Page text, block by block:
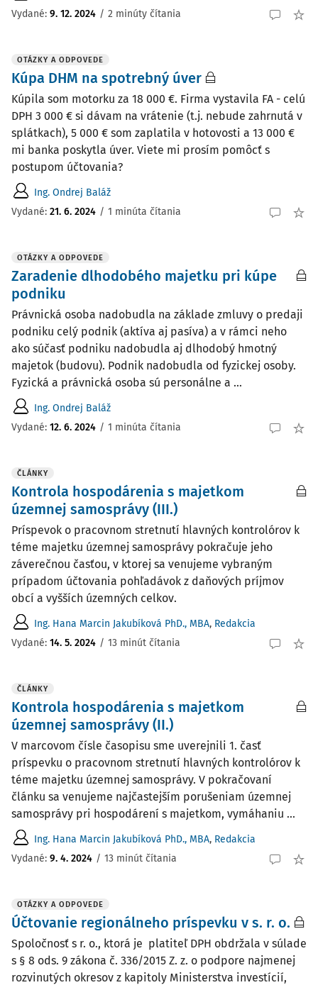
Vydané: 9. 12. 2024 / 2 minúty čítania
OTÁZKY A ODPOVEDE
Kúpa DHM na spotrebný úver
Kúpila som motorku za 18 000 €. Firma vystavila FA - celú
DPH 3 000 € si dávam na vrátenie (t.j. nebude zahrnutá v
splátkach), 5 000 € som zaplatila v hotovosti a 13 000 €
mi banka poskytla úver. Viete mi prosím pomôcť s
postupom účtovania?
Ing. Ondrej Baláž
Vydané: 21. 6. 2024 / 1 minúta čítania
OTÁZKY A ODPOVEDE
Zaradenie dlhodobého majetku pri kúpe
podniku
Právnická osoba nadobudla na základe zmluvy o predaji
podniku celý podnik (aktíva aj pasíva) a v rámci neho
ako súčasť podniku nadobudla aj dlhodobý hmotný
majetok (budovu). Podnik nadobudla od fyzickej osoby.
Fyzická a právnická osoba sú personálne a ...
Ing. Ondrej Baláž
Vydané: 12. 6. 2024 / 1 minúta čítania
ČLÁNKY
Kontrola hospodárenia s majetkom
územnej samosprávy (III.)
Príspevok o pracovnom stretnutí hlavných kontrolórov k
téme majetku územnej samosprávy pokračuje jeho
záverečnou časťou, v ktorej sa venujeme vybraným
prípadom účtovania pohľadávok z daňových príjmov
obcí a vyšších územných celkov.
Ing. Hana Marcin Jakubíková PhD., MBA, Redakcia
Vydané: 14. 5. 2024 / 13 minút čítania
ČLÁNKY
Kontrola hospodárenia s majetkom
územnej samosprávy (II.)
V marcovom čísle časopisu sme uverejnili 1. časť
príspevku o pracovnom stretnutí hlavných kontrolórov k
téme majetku územnej samosprávy. V pokračovaní
článku sa venujeme najčastejším porušeniam územnej
samosprávy pri hospodárení s majetkom, vymáhaniu ...
Ing. Hana Marcin Jakubíková PhD., MBA, Redakcia
Vydané: 9. 4. 2024 / 13 minút čítania
OTÁZKY A ODPOVEDE
Účtovanie regionálneho príspevku v s. r. o.
Spoločnosť s r. o., ktorá je platiteľ DPH obdržala v súlade
s § 8 ods. 9 zákona č. 336/2015 Z. z. o podpore najmenej
rozvinutých okresov z kapitoly Ministerstva investícií,